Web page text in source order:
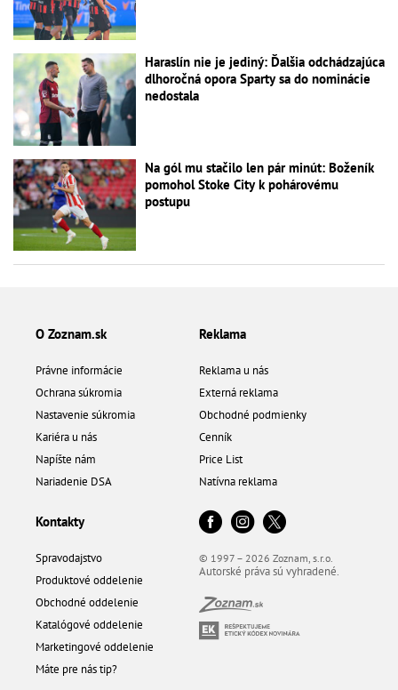
Haraslín nie je jediný: Ďalšia odchádzajúca
dlhoročná opora Sparty sa do nominácie
nedostala
Na gól mu stačilo len pár minút: Boženík
pomohol Stoke City k pohárovému
postupu
O Zoznam.sk
Právne informácie
Ochrana súkromia
Nastavenie súkromia
Kariéra u nás
Napíšte nám
Nariadenie DSA
Reklama
Reklama u nás
Externá reklama
Obchodné podmienky
Cenník
Price List
Natívna reklama
Kontakty
Spravodajstvo
Produktové oddelenie
Obchodné oddelenie
Katalógové oddelenie
Marketingové oddelenie
Máte pre nás tip?
© 1997 – 2026 Zoznam, s.r.o.
Autorské práva sú vyhradené.